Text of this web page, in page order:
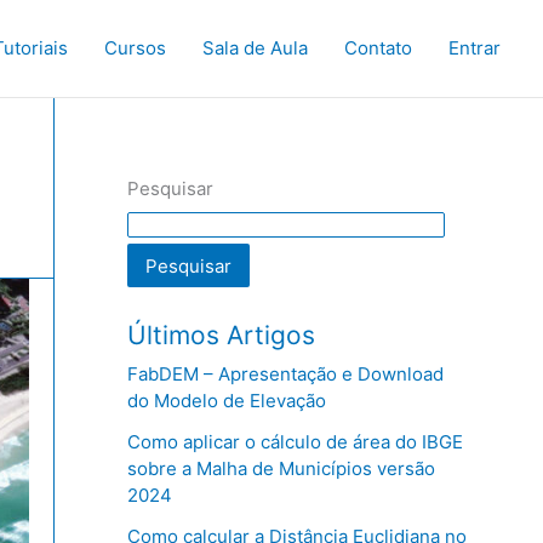
Cursos Sala de Aula Contato Entrar
Pesquisar
Pesquisar
Últimos Artigos
FabDEM – Apresentação e Download
do Modelo de Elevação
Como aplicar o cálculo de área do IBGE
sobre a Malha de Municípios versão
2024
Como calcular a Distância Euclidiana no